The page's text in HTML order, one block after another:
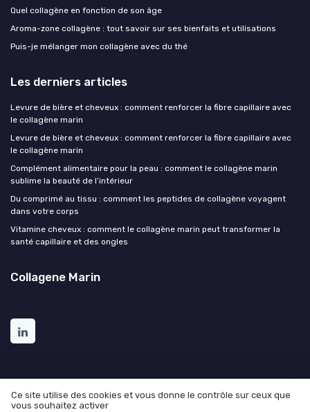
Quel collagène en fonction de son âge
Aroma-zone collagène : tout savoir sur ses bienfaits et utilisations
Puis-je mélanger mon collagène avec du thé
Les derniers articles
Levure de bière et cheveux : comment renforcer la fibre capillaire avec
le collagène marin
Levure de bière et cheveux : comment renforcer la fibre capillaire avec
le collagène marin
Complément alimentaire pour la peau : comment le collagène marin
sublime la beauté de l’intérieur
Du comprimé au tissu : comment les peptides de collagène voyagent
dans votre corps
Vitamine cheveux : comment le collagène marin peut transformer la
santé capillaire et des ongles
Collagene Marin
Ce site utilise des cookies et vous donne le contrôle sur ceux que
vous souhaitez activer